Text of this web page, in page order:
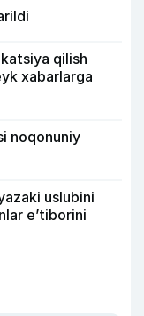
qilish
xabarlarga
noqonuniy
uslubini
e’tiborini